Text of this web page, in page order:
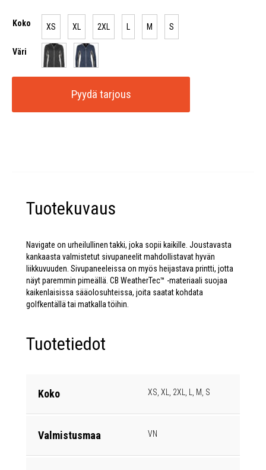
Koko XS XL 2XL L M S
Väri
Pyydä tarjous
Tuotekuvaus
Navigate on urheilullinen takki, joka sopii kaikille. Joustavasta
kankaasta valmistetut sivupaneelit mahdollistavat hyvän
liikkuvuuden. Sivupaneeleissa on myös heijastava printti, jotta
näyt paremmin pimeällä. CB WeatherTec™ -materiaali suojaa
kaikenlaisissa sääolosuhteissa, joita saatat kohdata
golfkentällä tai matkalla töihin.
Tuotetiedot
Koko XS, XL, 2XL, L, M, S
Valmistusmaa VN